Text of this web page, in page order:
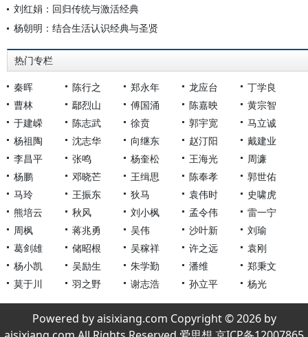
刘红娟：回归传统与激活经典
杨朝明：结合生活认识经典与圣贤
热门专栏
秦晖 陈行之 郑永年 龙应台
丁学良
曹林
鄢烈山 傅国涌 陈嘉映
黄宗智
于建嵘
陈志武 徐贲 郭宇宽
马立诚
杨祖陶
沈志华 向继东 赵汀阳
戴建业
李昌平
张鸣 杨奎松 王海光
周濂
杨鹏
邓晓芒 王缉思 陈奉孝
郭世佑
马玲
王振东 狄马 袁伟时
史啸虎
熊培云
秋风 刘小枫 孟令伟
雷一宁
周枫
蒋兆勇 吴伟 沙叶新
刘瑜
葛剑雄
储昭根 吴稼祥 许之远
袁刚
杨小凯
吴励生 朱学勤 潘维
郑秉文
莫于川
羽之野 谢志浩 孙立平 杨光
Powered by aisixiang.com Copyright © 2026 by